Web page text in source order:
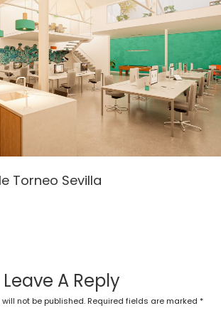
Torneo Sevilla
Leave A Reply
not be published. Required fields are marked *